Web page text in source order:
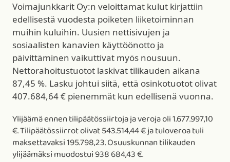
Voimajunkkarit Oy:n veloittamat kulut kirjattiin
edellisestä vuodesta poiketen liiketoiminnan
muihin kuluihin. Uusien nettisivujen ja
sosiaalisten kanavien käyttöönotto ja
päivittäminen vaikuttivat myös nousuun.
Nettorahoitustuotot laskivat tilikauden aikana
87,45 %. Lasku johtui siitä, että osinkotuotot olivat
407.684,64 € pienemmät kun edellisenä vuonna.
Ylijäämä ennen tilipäätössiirtoja ja veroja oli 1.677.997,10
€. Tilipäätössiirrot olivat 543.514,44 € ja tuloveroa tuli
maksettavaksi 195.798,23. Osuuskunnan tilikauden
ylijäämäksi muodostui 938 684,43 €.